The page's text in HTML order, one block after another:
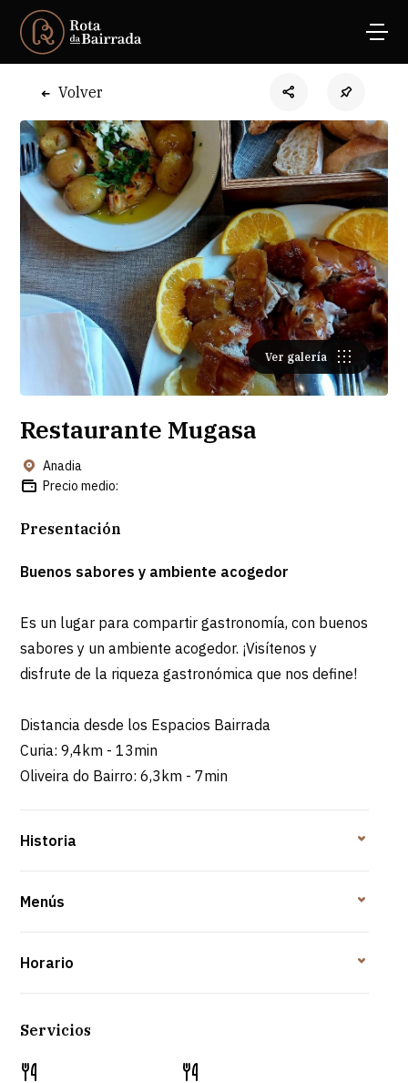
Volver
Ver galería
Restaurante Mugasa
Anadia
Precio medio:
Presentación
Buenos sabores y ambiente acogedor
Es un lugar para compartir gastronomía, con buenos
sabores y un ambiente acogedor. ¡Visítenos y
disfrute de la riqueza gastronómica que nos define!
Distancia desde los Espacios Bairrada
Curia: 9,4km - 13min
Oliveira do Bairro: 6,3km - 7min
Historia
Menús
Horario
Servicios